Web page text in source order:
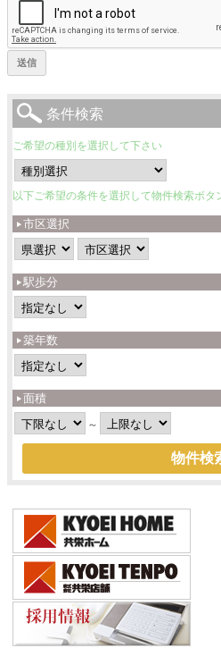
条件検索
ご希望の種別を選択して下さい
以下ご希望の条件を選択して物件検索ボタ
市区選択
駅歩分
築年数
面積
～